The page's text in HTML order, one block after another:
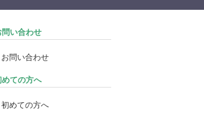
問い合わせ
お問い合わせ
めての方へ
初めての方へ